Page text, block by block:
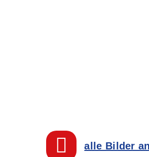
alle Bilder